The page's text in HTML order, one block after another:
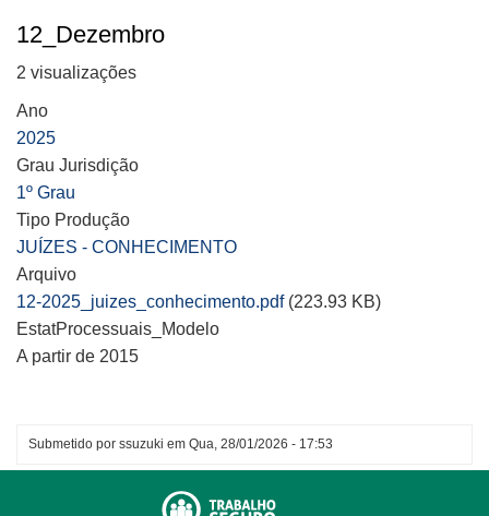
navegação
12_Dezembro
2 visualizações
Ano
2025
Grau Jurisdição
1º Grau
Tipo Produção
JUÍZES - CONHECIMENTO
Arquivo
12-2025_juizes_conhecimento.pdf (223.93 KB)
EstatProcessuais_Modelo
A partir de 2015
Submetido por ssuzuki em Qua, 28/01/2026 - 17:53